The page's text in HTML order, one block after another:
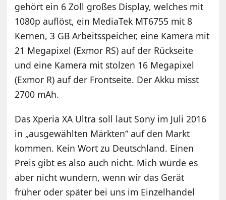
gehört ein 6 Zoll großes Display, welches mit
1080p auflöst, ein MediaTek MT6755 mit 8
Kernen, 3 GB Arbeitsspeicher, eine Kamera mit
21 Megapixel (Exmor RS) auf der Rückseite
und eine Kamera mit stolzen 16 Megapixel
(Exmor R) auf der Frontseite. Der Akku misst
2700 mAh.
Das Xperia XA Ultra soll laut Sony im Juli 2016
in „ausgewählten Märkten“ auf den Markt
kommen. Kein Wort zu Deutschland. Einen
Preis gibt es also auch nicht. Mich würde es
aber nicht wundern, wenn wir das Gerät
früher oder später bei uns im Einzelhandel